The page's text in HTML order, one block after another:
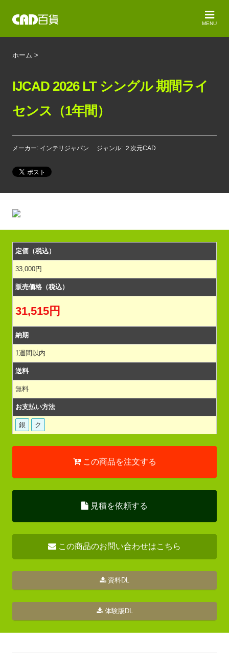
MENU
ホーム >
IJCAD 2026 LT シングル 期間ライ
センス（1年間）
メーカー: インテリジャパン ジャンル: ２次元CAD
定価（税込）
33,000円
販売価格（税込）
31,515円
納期
1週間以内
送料
無料
お支払い方法
銀 ク
この商品を注文する
見積を依頼する
この商品のお問い合わせはこちら
資料DL
体験版DL